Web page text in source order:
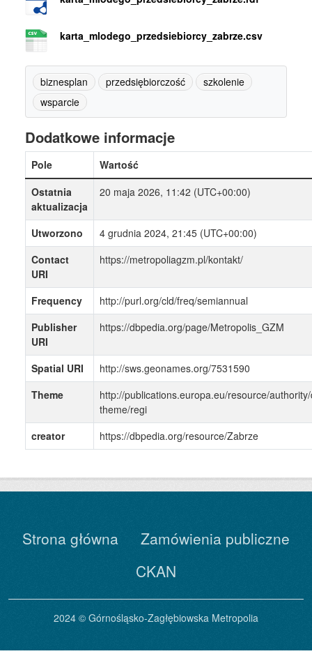
karta_mlodego_przedsiebiorcy_zabrze.csv
biznesplan przedsiębiorczość
szkolenie
wsparcie
Dodatkowe informacje
Pole
Wartość
Ostatnia
aktualizacja
20 maja 2026, 11:42 (UTC+00:00)
Utworzono
4 grudnia 2024, 21:45 (UTC+00:00)
Contact
URI
https://metropoliagzm.pl/kontakt/
Frequency
http://purl.org/cld/freq/semiannual
Publisher
URI
https://dbpedia.org/page/Metropolis_GZM
Spatial URI
http://sws.geonames.org/7531590
Theme
http://publications.europa.eu/resource/
theme/regi
creator
https://dbpedia.org/resource/Zabrze
Strona główna
Zamówienia publiczne
CKAN
2024 © Górnośląsko-Zagłębiowska Metropolia